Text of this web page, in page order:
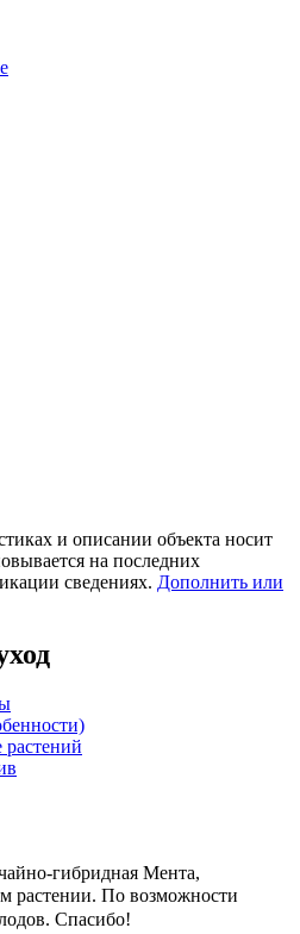
и описании объекта носит
на последних
сведениях. Дополнить или
гибридная Мента,
растении. По возможности
Спасибо!